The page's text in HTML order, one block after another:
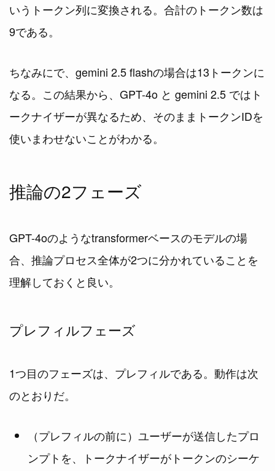
いうトークン列に変換される。合計のトークン数は
9である。
ちなみにで、gemini 2.5 flashの場合は13トークンに
なる。この結果から、GPT-4o と gemini 2.5 ではト
ークナイザーが異なるため、そのままトークンIDを
使いまわせないことがわかる。
推論の2フェーズ
GPT-4oのようなtransformerベースのモデルの場
合、推論プロセス全体が2つに分かれていることを
理解しておくと良い。
プレフィルフェーズ
1つ目のフェーズは、プレフィルである。動作は次
のとおりだ。
（プレフィルの前に）ユーザーが送信したプロ
ンプトを、トークナイザーがトークンのシーケ